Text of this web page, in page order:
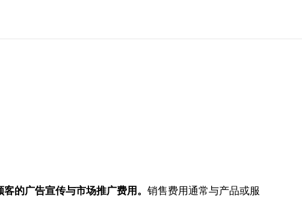
的广告宣传与市场推广费用。销售费用通常与产品或服